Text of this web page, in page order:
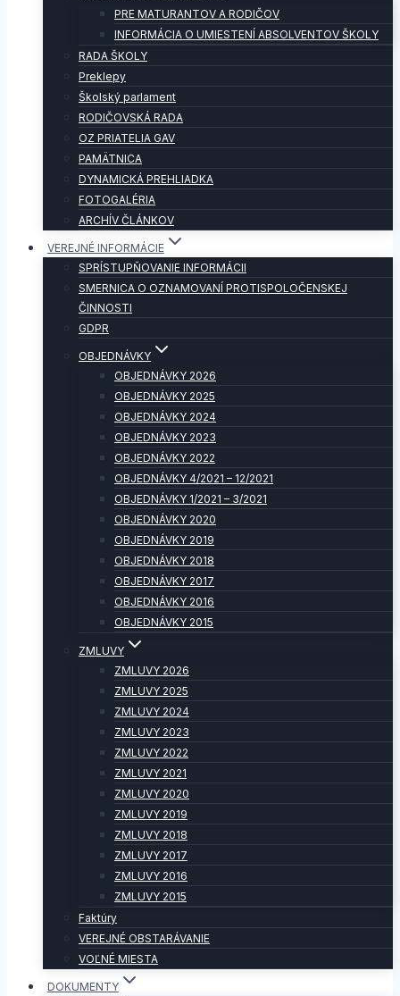
PRE MATURANTOV A RODIČOV
INFORMÁCIA O UMIESTENÍ ABSOLVENTOV ŠKOLY
RADA ŠKOLY
Preklepy
Školský parlament
RODIČOVSKÁ RADA
OZ PRIATELIA GAV
PAMÄTNICA
DYNAMICKÁ PREHLIADKA
FOTOGALÉRIA
ARCHÍV ČLÁNKOV
VEREJNÉ INFORMÁCIE
SPRÍSTUPŇOVANIE INFORMÁCII
SMERNICA O OZNAMOVANÍ PROTISPOLOČENSKEJ
ČINNOSTI
GDPR
OBJEDNÁVKY
OBJEDNÁVKY 2026
OBJEDNÁVKY 2025
OBJEDNÁVKY 2024
OBJEDNÁVKY 2023
OBJEDNÁVKY 2022
OBJEDNÁVKY 4/2021 – 12/2021
OBJEDNÁVKY 1/2021 – 3/2021
OBJEDNÁVKY 2020
OBJEDNÁVKY 2019
OBJEDNÁVKY 2018
OBJEDNÁVKY 2017
OBJEDNÁVKY 2016
OBJEDNÁVKY 2015
ZMLUVY
ZMLUVY 2026
ZMLUVY 2025
ZMLUVY 2024
ZMLUVY 2023
ZMLUVY 2022
ZMLUVY 2021
ZMLUVY 2020
ZMLUVY 2019
ZMLUVY 2018
ZMLUVY 2017
ZMLUVY 2016
ZMLUVY 2015
Faktúry
VEREJNÉ OBSTARÁVANIE
VOĽNÉ MIESTA
DOKUMENTY